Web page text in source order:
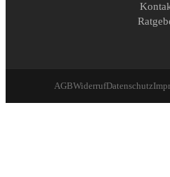
AGBWiderrufDatenschutz